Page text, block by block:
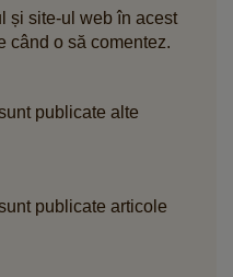
și site-ul web în acest
când o să comentez.
publicate alte
publicate articole